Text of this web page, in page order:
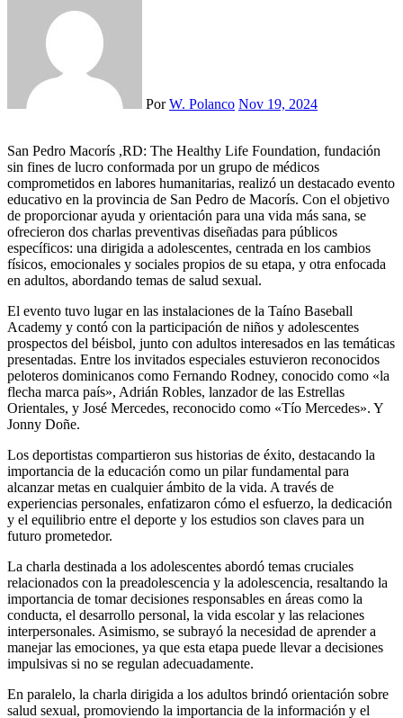
PorW. Polanco Nov 19, 2024
San Pedro Macorís ,RD: The Healthy Life Foundation, fundación
sin fines de lucro conformada por un grupo de médicos
comprometidos en labores humanitarias, realizó un destacado evento
educativo en la provincia de San Pedro de Macorís. Con el objetivo
de proporcionar ayuda y orientación para una vida más sana, se
ofrecieron dos charlas preventivas diseñadas para públicos
específicos: una dirigida a adolescentes, centrada en los cambios
físicos, emocionales y sociales propios de su etapa, y otra enfocada
en adultos, abordando temas de salud sexual.
El evento tuvo lugar en las instalaciones de la Taíno Baseball
Academy y contó con la participación de niños y adolescentes
prospectos del béisbol, junto con adultos interesados en las temáticas
presentadas. Entre los invitados especiales estuvieron reconocidos
peloteros dominicanos como Fernando Rodney, conocido como «la
flecha marca país», Adrián Robles, lanzador de las Estrellas
Orientales, y José Mercedes, reconocido como «Tío Mercedes». Y
Jonny Doñe.
Los deportistas compartieron sus historias de éxito, destacando la
importancia de la educación como un pilar fundamental para
alcanzar metas en cualquier ámbito de la vida. A través de
experiencias personales, enfatizaron cómo el esfuerzo, la dedicación
y el equilibrio entre el deporte y los estudios son claves para un
futuro prometedor.
La charla destinada a los adolescentes abordó temas cruciales
relacionados con la preadolescencia y la adolescencia, resaltando la
importancia de tomar decisiones responsables en áreas como la
conducta, el desarrollo personal, la vida escolar y las relaciones
interpersonales. Asimismo, se subrayó la necesidad de aprender a
manejar las emociones, ya que esta etapa puede llevar a decisiones
impulsivas si no se regulan adecuadamente.
En paralelo, la charla dirigida a los adultos brindó orientación sobre
salud sexual, promoviendo la importancia de la información y el